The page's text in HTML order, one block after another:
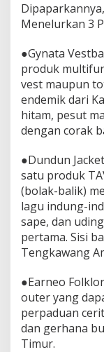
Menelurkan 3
●Gynata
produk
vest maupun
endemik dari
hitam, pesut
dengan corak
●Dundun
satu produk
(bolak-balik)
lagu indung-
sape, dan
pertama. Sisi
Tengkawang
●Earneo
outer yang
perpaduan
dan gerhana
Timur.